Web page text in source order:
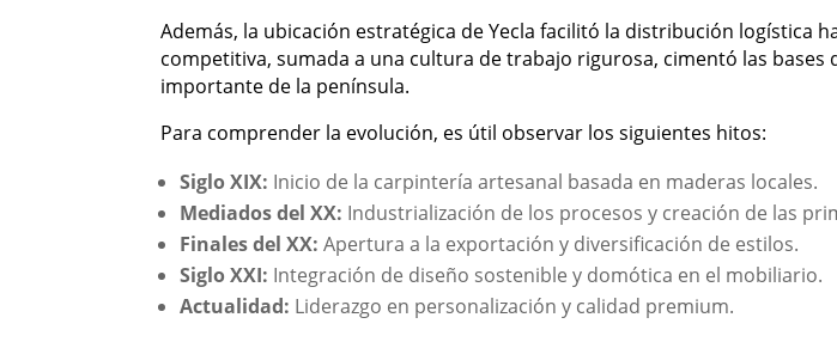
Además, la ubicación estratégica de Yecla facilitó la distribución logística
competitiva, sumada a una cultura de trabajo rigurosa, cimentó las
importante de la península.
Para comprender la evolución, es útil observar los siguientes hitos:
Siglo XIX: Inicio de la carpintería artesanal basada en maderas locales.
Mediados del XX: Industrialización de los procesos y creación de las
Finales del XX: Apertura a la exportación y diversificación de estilos.
Siglo XXI: Integración de diseño sostenible y domótica en el mobiliario.
Actualidad: Liderazgo en personalización y calidad premium.